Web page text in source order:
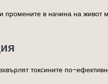
в начина на живот
токсините по-